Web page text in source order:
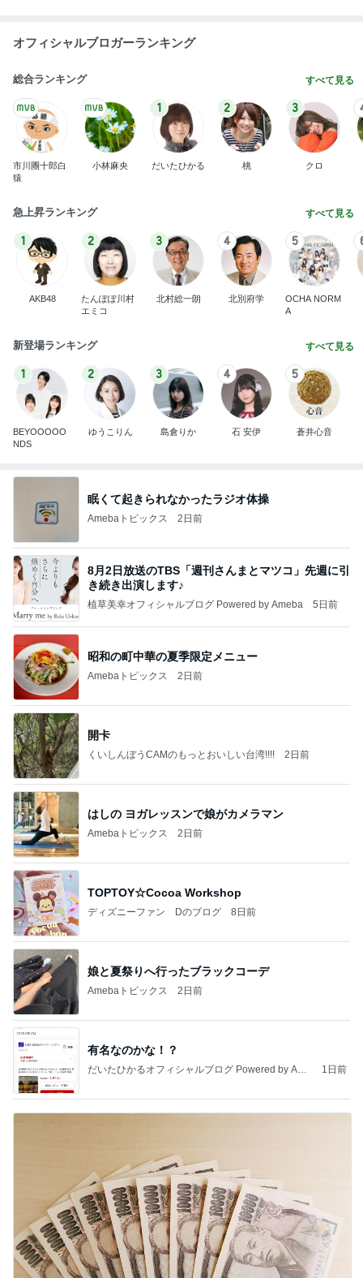
オフィシャルブロガーランキング
総合ランキング すべて見る
市川團十郎白
猿
小林麻央
1
だいたひかる
2
桃
3
クロ
急上昇ランキング すべて見る
1
AKB48
2
たんぽぽ川村
エミコ
3
北村総一朗
4
北別府学
5
OCHA NORM
A
新登場ランキング すべて見る
1
BEYOOOOO
NDS
2
ゆうこりん
3
島倉りか
4
石 安伊
5
蒼井心音
眠くて起きられなかったラジオ体操
Amebaトピックス 2日前
8月2日放送のTBS「週刊さんまとマツコ」先週に引
き続き出演します♪
植草美幸オフィシャルブログ Powered by Ameba 5日前
昭和の町中華の夏季限定メニュー
Amebaトピックス 2日前
開卡
くいしんぼうCAMのもっとおいしい台湾!!!! 2日前
はしの ヨガレッスンで娘がカメラマン
Amebaトピックス 2日前
TOPTOY☆Cocoa Workshop
ディズニーファン Dのブログ 8日前
娘と夏祭りへ行ったブラックコーデ
Amebaトピックス 2日前
有名なのかな！？
だいたひかるオフィシャルブログ Powered by Ame
1日前